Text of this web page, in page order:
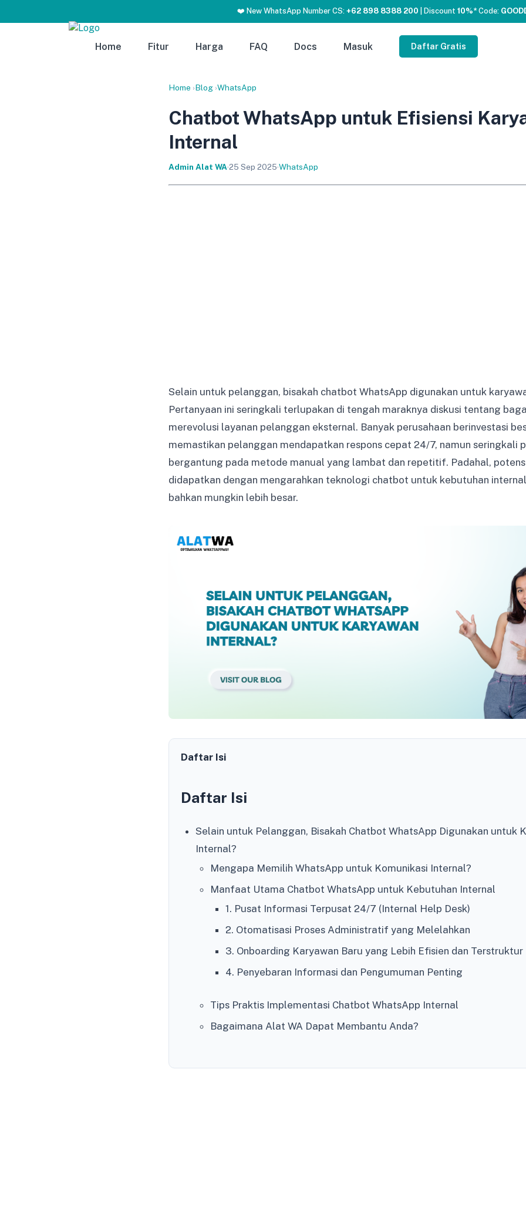
❤️ New WhatsApp Number CS: +62 898 8388 200 | Discount 10%* Code:
Home Fitur Harga FAQ Docs Masuk Daftar Gratis
Home ›Blog ›WhatsApp
Chatbot WhatsApp untuk Efisiensi
Internal
Admin Alat WA·25 Sep 2025·WhatsApp
Selain untuk pelanggan, bisakah chatbot WhatsApp digunakan untuk
Pertanyaan ini seringkali terlupakan di tengah maraknya diskusi tentang
merevolusi layanan pelanggan eksternal. Banyak perusahaan berinvestasi
memastikan pelanggan mendapatkan respons cepat 24/7, namun seringkali
bergantung pada metode manual yang lambat dan repetitif. Padahal,
didapatkan dengan mengarahkan teknologi chatbot untuk kebutuhan
bahkan mungkin lebih besar.
Daftar Isi
Daftar Isi
Selain untuk Pelanggan, Bisakah Chatbot WhatsApp Digunakan untuk
Internal?
Mengapa Memilih WhatsApp untuk Komunikasi Internal?
Manfaat Utama Chatbot WhatsApp untuk Kebutuhan Internal
1. Pusat Informasi Terpusat 24/7 (Internal Help Desk)
2. Otomatisasi Proses Administratif yang Melelahkan
3. Onboarding Karyawan Baru yang Lebih Efisien dan Terstruktur
4. Penyebaran Informasi dan Pengumuman Penting
Tips Praktis Implementasi Chatbot WhatsApp Internal
Bagaimana Alat WA Dapat Membantu Anda?